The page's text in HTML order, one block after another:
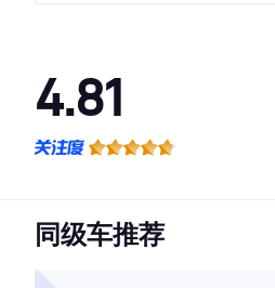
4.81
·空间表现较为优秀，优于87%同级车
同级车推荐